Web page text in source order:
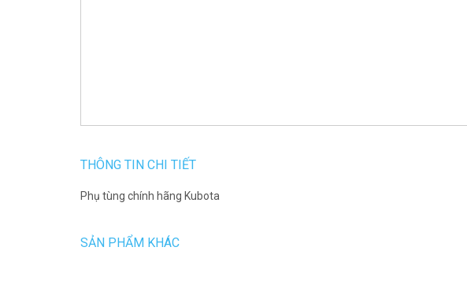
THÔNG TIN CHI TIẾT
Phụ tùng chính hãng Kubota
SẢN PHẨM KHÁC